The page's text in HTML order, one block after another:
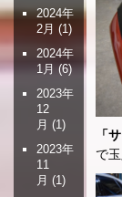
「
で
2024年
2月 (1)
2024年
1月(6)
2023年
12
月 (1)
2023年
11
月 (1)